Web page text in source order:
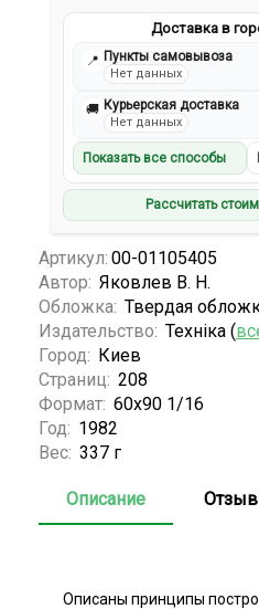
Доставка в
📍 Пункты самовывоза
Нет данных
🚚 Курьерская доставка
Нет данных
Показать все способы
Рассчитать
Артикул: 00-01105405
Автор: Яковлев В. Н.
Обложка: Твердая
Издательство: Технiка (
Город: Киев
Страниц: 208
Формат: 60х90 1/16
Год: 1982
Вес: 337 г
Описание
Описаны принципы